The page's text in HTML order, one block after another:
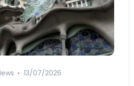
13/07/2026